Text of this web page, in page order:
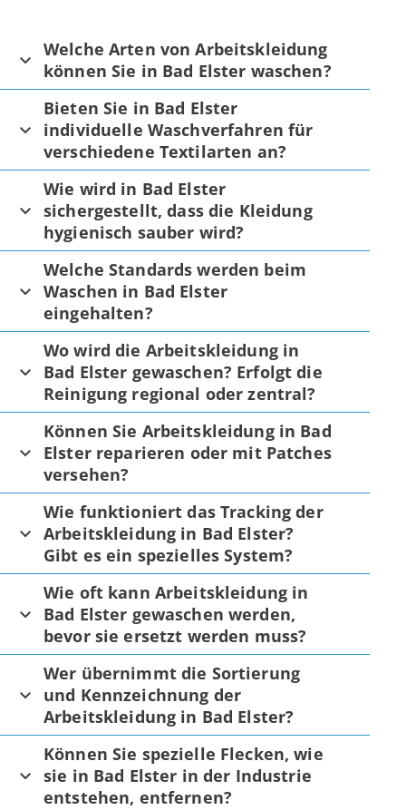
Welche Arten von Arbeitskleidung
können Sie in Bad Elster waschen?
Bieten Sie in Bad Elster
individuelle Waschverfahren für
verschiedene Textilarten an?
Wie wird in Bad Elster
sichergestellt, dass die Kleidung
hygienisch sauber wird?
Welche Standards werden beim
Waschen in Bad Elster
eingehalten?
Wo wird die Arbeitskleidung in
Bad Elster gewaschen? Erfolgt die
Reinigung regional oder zentral?
Können Sie Arbeitskleidung in Bad
Elster reparieren oder mit Patches
versehen?
Wie funktioniert das Tracking der
Arbeitskleidung in Bad Elster?
Gibt es ein spezielles System?
Wie oft kann Arbeitskleidung in
Bad Elster gewaschen werden,
bevor sie ersetzt werden muss?
Wer übernimmt die Sortierung
und Kennzeichnung der
Arbeitskleidung in Bad Elster?
Können Sie spezielle Flecken, wie
sie in Bad Elster in der Industrie
entstehen, entfernen?